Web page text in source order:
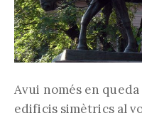
Avui només en
edificis simètrics al